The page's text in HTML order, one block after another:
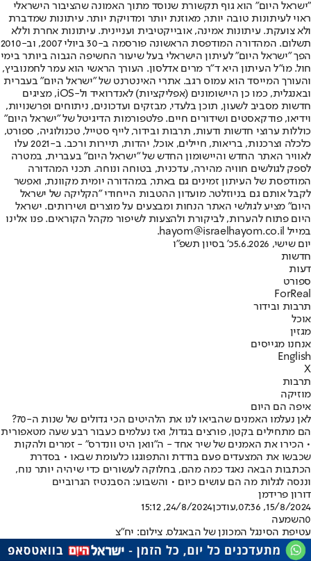
"ישראל היום" הוא גוף תקשורת שנוסד מתוך האמונה שהציבור הישראלי
ראוי לעיתונות טובה יותר, מאוזנת יותר ומדויקת יותר. עיתונות שמדברת
ולא צועקת. עיתונות אמינה, אובייקטיבית ועניינית. עיתונות אחרת וללא
תשלום. המהדורה המודפסת הראשונה פורסמה ב-30 ביולי 2007, וב-2010
הפך "ישראל היום" לעיתון הישראלי בעל שיעור החשיפה הגבוה ביותר בימי
חול. מו"ל העיתון היא ד"ר מרים אדלסון. העורך הראשי הוא עמר לחמנוביץ,
והעורך המייסד הוא עמוס רגב. אתרי האינטרנט של "ישראל היום" בעברית
ובאנגלית, כמו כן היישומונים (אפליקציות) לאנדרואיד ול-iOS, מציגים
חדשות מסביב לשעון, תוכן בלעדי, מבזקים ועדכונים, ניתוחים ופרשנויות,
וידיאו, פודקאסטים ושידורים חיים. פלטפורמות הדיגיטל של "ישראל היום"
כוללות ערוצי חדשות ודעות, תרבות ובידור, לייף סטייל, טכנולוגיה, ספורט,
כלכלה וצרכנות, בריאות, חיילים, אוכל, יהדות, תיירות ורכב. ב-2021 עלו
לאוויר האתר החדש והיישומון החדש של "ישראל היום" בעברית, במטרה
לספק לגולשים חוויה מהירה, עדכנית, בטוחה ונוחה. תכני המהדורה
המודפסת של העיתון זמינים גם באתר, במהדורה יומית מקוונת, ואפשר
לקבל אותם גם בניוזלטר. מועדון ההטבות הייחודי "הקליקה של ישראל
היום" מציע לגולשי האתר הנחות ומבצעים על מוצרים ושירותים. ישראל
היום פתוח להערות, לביקורת ולהצעות לשיפור מקהל הקוראים. פנו אלינו
במייל hayom@israelhayom.co.il.
יום שישי, 5.6.2026
כ' בסיון תשפ"ו
חדשות
דעות
ספורט
ForReal
תרבות ובידור
אוכל
מגזין
אנחנו מגייסים
English
X
תרבות
מוזיקה
איפה הם היום
לאן נעלמו האמנים שהביאו לנו את הלהיטים הכי גדולים של שנות ה-70?
הם מתחילים בקטן, פורצים בגדול, ואז נעלמים כעבור רבע שעה מטאפורית
• הכירו את האמנים של שיר אחד - ה"וואן היט וונדרס" - זמרים ולהקות
שכבשו את המצעדים פעם בודדת והתפוגגו כלעומת שבאו • בסדרת
הכתבות הבאה נאגד כמה מהם, בחלוקה לעשורים כדי שיהיה יותר נוח,
וננסה לגלות מה הם עושים כיום • והשבוע: הסבנטיז הגרוביים
דורון פרידמן
15/8/2024, 07:36
,עודכן24/8/2024, 15:12
0השמעה
עטיפת הסינגל המכונן של הבאגלס. צילום: יח"צ